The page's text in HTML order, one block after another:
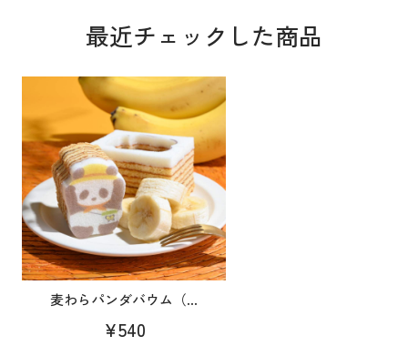
最近チェックした商品
麦わらパンダバウム（...
¥540